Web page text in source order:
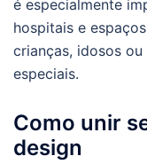
é especialmente
hospitais e
crianças, idosos
especiais.
Como unir
design